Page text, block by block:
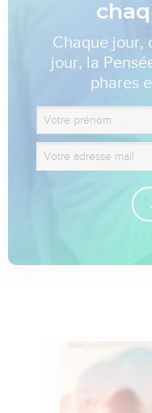
Chaque jour,
jour, la
phares